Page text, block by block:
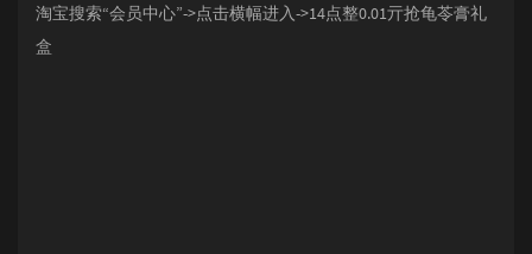
淘宝搜索“会员中心”->点击横幅进入->14点整0.01亓抢龟苓膏礼
盒